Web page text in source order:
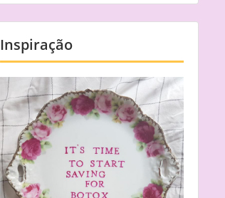
Inspiração